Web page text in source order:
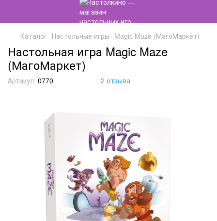
Каталог Настольные игры Magic Maze (МагоМаркет)
Настольная игра Magic Maze
(МагоМаркет)
Артикул: 0770 2 отзыва